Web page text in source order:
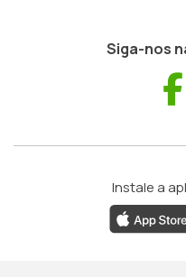
Siga-nos
Instale a